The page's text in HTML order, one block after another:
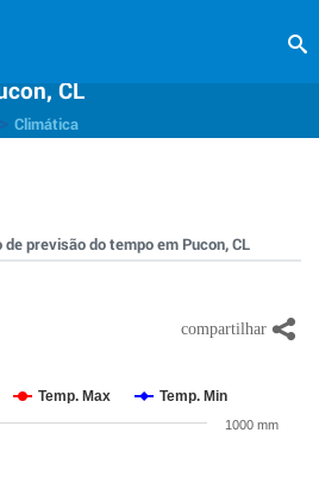
CL
Climática
previsão do tempo em Pucon, CL
Temp. Max Temp. Min
1000 mm